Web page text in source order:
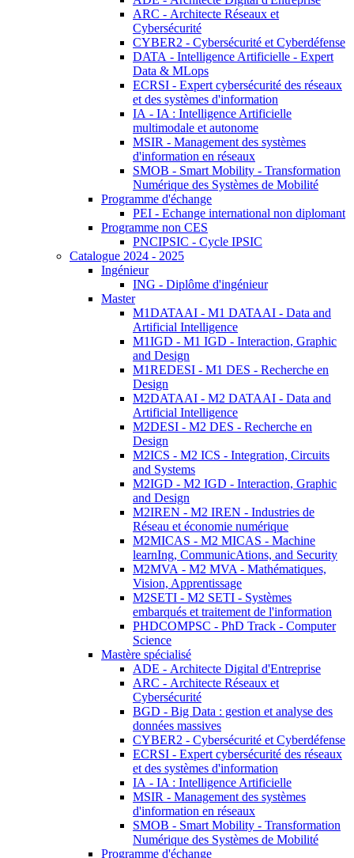
ARC - Architecte Réseaux et
Cybersécurité
CYBER2 - Cybersécurité et Cyberdéfense
DATA - Intelligence Artificielle - Expert
Data & MLops
ECRSI - Expert cybersécurité des réseaux
et des systèmes d'information
IA - IA : Intelligence Artificielle
multimodale et autonome
MSIR - Management des systèmes
d'information en réseaux
SMOB - Smart Mobility - Transformation
Numérique des Systèmes de Mobilité
Programme d'échange
PEI - Echange international non diplomant
Programme non CES
PNCIPSIC - Cycle IPSIC
Catalogue 2024 - 2025
Ingénieur
ING - Diplôme d'ingénieur
Master
M1DATAAI - M1 DATAAI - Data and
Artificial Intelligence
M1IGD - M1 IGD - Interaction, Graphic
and Design
M1REDESI - M1 DES - Recherche en
Design
M2DATAAI - M2 DATAAI - Data and
Artificial Intelligence
M2DESI - M2 DES - Recherche en
Design
M2ICS - M2 ICS - Integration, Circuits
and Systems
M2IGD - M2 IGD - Interaction, Graphic
and Design
M2IREN - M2 IREN - Industries de
Réseau et économie numérique
M2MICAS - M2 MICAS - Machine
learnIng, CommunicAtions, and Security
M2MVA - M2 MVA - Mathématiques,
Vision, Apprentissage
M2SETI - M2 SETI - Systèmes
embarqués et traitement de l'information
PHDCOMPSC - PhD Track - Computer
Science
Mastère spécialisé
ADE - Architecte Digital d'Entreprise
ARC - Architecte Réseaux et
Cybersécurité
BGD - Big Data : gestion et analyse des
données massives
CYBER2 - Cybersécurité et Cyberdéfense
ECRSI - Expert cybersécurité des réseaux
et des systèmes d'information
IA - IA : Intelligence Artificielle
MSIR - Management des systèmes
d'information en réseaux
SMOB - Smart Mobility - Transformation
Numérique des Systèmes de Mobilité
Programme d'échange